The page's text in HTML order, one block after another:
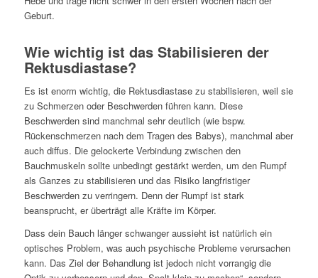
Geburt.
Wie wichtig ist das Stabilisieren der
Rektusdiastase?
Es ist enorm wichtig, die Rektusdiastase zu stabilisieren, weil sie
zu Schmerzen oder Beschwerden führen kann. Diese
Beschwerden sind manchmal sehr deutlich (wie bspw.
Rückenschmerzen nach dem Tragen des Babys), manchmal aber
auch diffus. Die gelockerte Verbindung zwischen den
Bauchmuskeln sollte unbedingt gestärkt werden, um den Rumpf
als Ganzes zu stabilisieren und das Risiko langfristiger
Beschwerden zu verringern. Denn der Rumpf ist stark
beansprucht, er überträgt alle Kräfte im Körper.
Dass dein Bauch länger schwanger aussieht ist natürlich ein
optisches Problem, was auch psychische Probleme verursachen
kann. Das Ziel der Behandlung ist jedoch nicht vorrangig die